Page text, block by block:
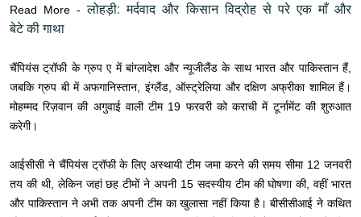
Read More -लोहड़ी: मर्दवाद और किसान विद्रोह से परे एक माँ और
बेटे की गाथा
चैंपियंस ट्रॉफी के ग्रुप ए में बांग्लादेश और न्यूजीलैंड के साथ भारत और पाकिस्तान हैं,
जबकि ग्रुप बी में अफगानिस्तान, इंग्लैंड, ऑस्ट्रेलिया और दक्षिण अफ्रीका शामिल हैं।
मोहम्मद रिज़वान की अगुवाई वाली टीम 19 फरवरी को कराची में टूर्नामेंट की शुरुआत
करेगी।
आईसीसी ने चैंपियंस ट्रॉफी के लिए अस्थायी टीम जमा करने की समय सीमा 12 जनवरी
तय की थी, लेकिन जहां छह टीमों ने अपनी 15 सदस्यीय टीम की घोषणा की, वहीं भारत
और पाकिस्तान ने अभी तक अपनी टीम का खुलासा नहीं किया है। बीसीसीआई ने कथित